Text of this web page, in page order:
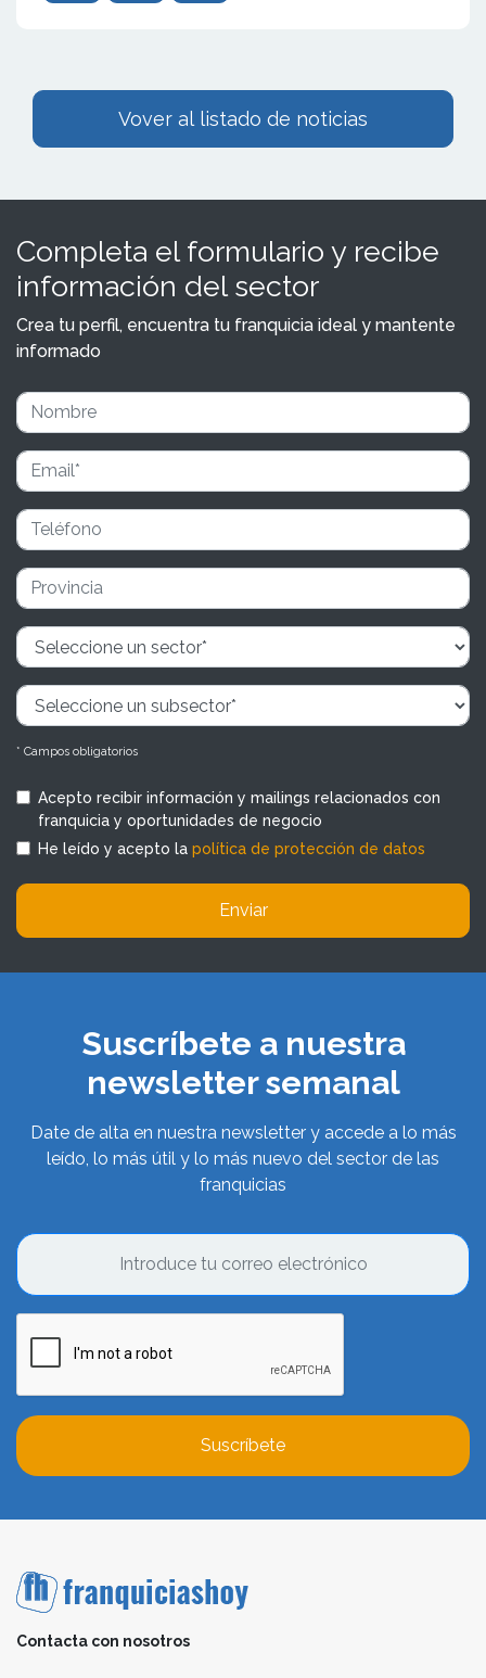
Vover al listado de noticias
Completa el formulario y recibe
información del sector
Crea tu perfil, encuentra tu franquicia ideal y mantente
informado
* Campos obligatorios
Acepto recibir información y mailings relacionados con
franquicia y oportunidades de negocio
He leído y acepto la política de protección de datos
Enviar
Suscríbete a nuestra
newsletter semanal
Date de alta en nuestra newsletter y accede a lo más
leído, lo más útil y lo más nuevo del sector de las
franquicias
Suscríbete
Contacta con nosotros